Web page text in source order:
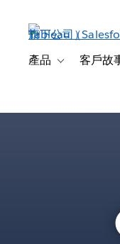
產品 Toggle sub-
客戶故